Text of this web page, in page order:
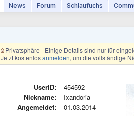
News Forum Schlaufuchs
Privatsphäre - Einige Details sind nur für
Jetzt kostenlosanmelden, um die vollständige
UserID:
454592
Nickname:
Ixandoria
Angemeldet:
01.03.2014